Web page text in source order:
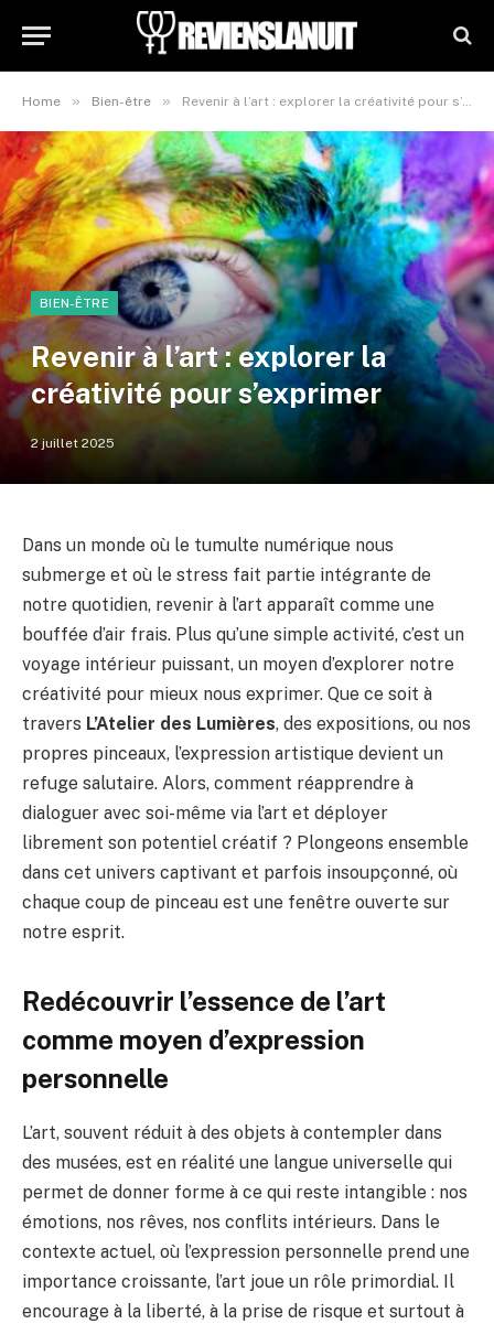
Home » Bien-être » Revenir à l’art : explorer la créativité pour s’exprimer
BIEN-ÊTRE
Revenir à l’art : explorer la
créativité pour s’exprimer
2 juillet 2025
Dans un monde où le tumulte numérique nous
submerge et où le stress fait partie intégrante de
notre quotidien, revenir à l’art apparaît comme une
bouffée d’air frais. Plus qu’une simple activité, c’est un
voyage intérieur puissant, un moyen d’explorer notre
créativité pour mieux nous exprimer. Que ce soit à
travers L’Atelier des Lumières, des expositions, ou nos
propres pinceaux, l’expression artistique devient un
refuge salutaire. Alors, comment réapprendre à
dialoguer avec soi-même via l’art et déployer
librement son potentiel créatif ? Plongeons ensemble
dans cet univers captivant et parfois insoupçonné, où
chaque coup de pinceau est une fenêtre ouverte sur
notre esprit.
Redécouvrir l’essence de l’art
comme moyen d’expression
personnelle
L’art, souvent réduit à des objets à contempler dans
des musées, est en réalité une langue universelle qui
permet de donner forme à ce qui reste intangible : nos
émotions, nos rêves, nos conflits intérieurs. Dans le
contexte actuel, où l’expression personnelle prend une
importance croissante, l’art joue un rôle primordial. Il
encourage à la liberté, à la prise de risque et surtout à